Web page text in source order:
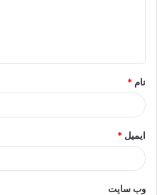
*
نام *
ایمیل *
وب‌ سایت